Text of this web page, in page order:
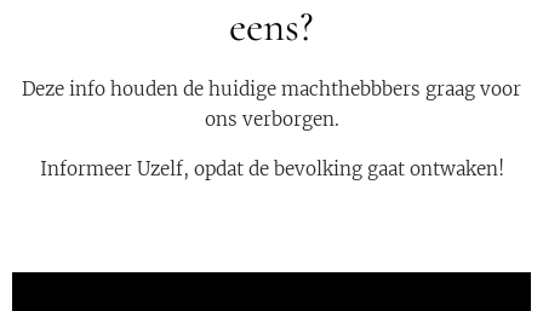
eens?
Deze info houden de huidige machthebbbers graag voor
ons verborgen.
Informeer Uzelf, opdat de bevolking gaat ontwaken!